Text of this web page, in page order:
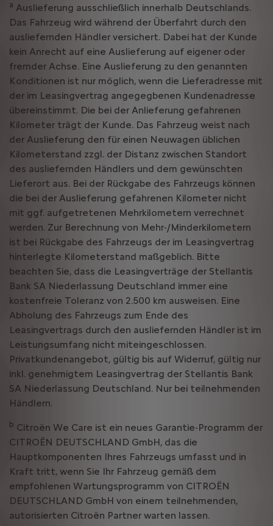
a Auslieferung ausschließlich innerhalb Deutschlands.
Das Fahrzeug wird während der Überfahrt durch den
ausliefernden Händler versichert. Dabei hat der Kunde
kein Anrecht auf eine Auslieferung auf eigener oder
fremder Achse. Eine Auslieferung zu den genannten
Konditionen ist nur möglich, wenn die Lieferadresse mit
der im Leasingvertrag angegegbenen Kundenadresse
übereinstimmt. Die bei der Anlieferung gefahrenen
Kilometer trägt der Kunde. Das Fahrzeug weist nach
der Auslieferung den für einen Neuwagen üblichen
Kilometerstand zzgl. der Distanz zwischen Standort
des ausliefernden Händlers und dem gewünschten
Lieferort aus. Bei der Rückgabe des Fahrzeugs können
die bei der Auslieferung gefahrenen Kilometer nicht
mit ggf. aufgetretenen Mehrkilometern verrechnet
werden. Zur Berechnung von Mehr-/Minderkilometern
ist bei Rückgabe des Fahrzeugs der im Leasingvertrag
hinterlegte Kilometerstand maßgeblich. Bitte
beachten Sie, dass die Leasingverträge der Stellantis
Bank SA Niederlassung Deutschland immer eine
kostenfreie Toleranz von 2.500 km ausweisen. Eine
Abholung des Fahrzeugs zum Ende des
Leasingvertrags durch den ausliefernden Händler ist im
Leistungsumfang nicht miteingeschlossen.
Privatkundenangebot, gültig bis auf Widerruf, gültig nur
inkl. genehmigtem Leasingvertrag der Stellantis Bank
SA Niederlassung Deutschland. Nur bei teilnehmenden
Händlern.
b Citroën We Care ist ein neues Garantie-Programm der
CITROËN DEUTSCHLAND GmbH, das die
Hauptkomponenten Ihres Fahrzeugs umfasst und in
Kraft tritt, wenn Sie Ihr Fahrzeug gemäß dem
empfohlenen Wartungsprogramm von CITROËN
DEUTSCHLAND GmbH von einem teilnehmenden,
autorisierten Citroën Partner warten lassen.